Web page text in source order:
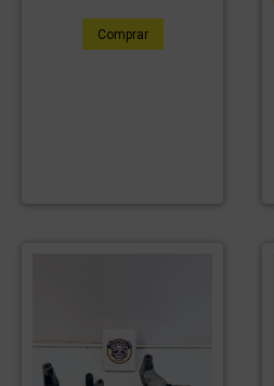
Comprar